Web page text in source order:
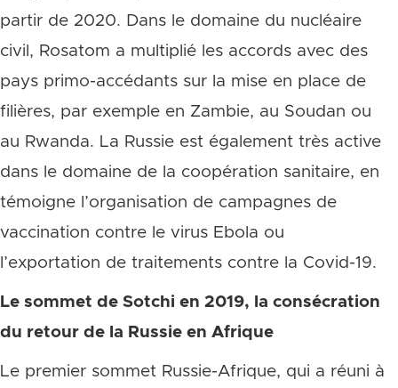
partir de 2020. Dans le domaine du nucléaire
civil, Rosatom a multiplié les accords avec des
pays primo-accédants sur la mise en place de
filières, par exemple en Zambie, au Soudan ou
au Rwanda. La Russie est également très active
dans le domaine de la coopération sanitaire, en
témoigne l’organisation de campagnes de
vaccination contre le virus Ebola ou
l’exportation de traitements contre la Covid-19.
Le sommet de Sotchi en 2019, la consécration
du retour de la Russie en Afrique
Le premier sommet Russie-Afrique, qui a réuni à